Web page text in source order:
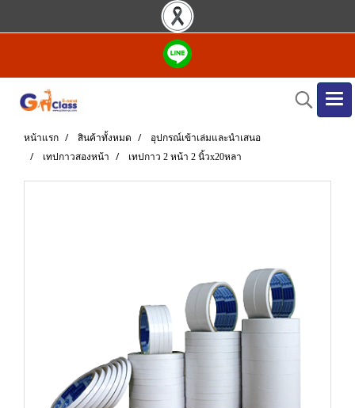
หน้าแรก สินค้าทั้งหมด
อุปกรณ์เข้าเล่มและนำเสนอ
เทปกาวสองหน้า
เทปกาว 2 หน้า 2 นิ้วx20หลา